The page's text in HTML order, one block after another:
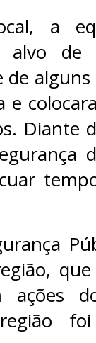
a
alvo
de
e
Diante
ações